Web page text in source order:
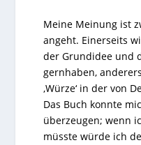
Meine Meinung ist
angeht. Einerseits
der Grundidee und
gernhaben,
‚Würze‘ in der von
Das Buch konnte
überzeugen; wenn
müsste würde ich